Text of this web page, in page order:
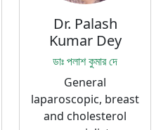
Dr. Palash
Kumar Dey
ডাঃ পলাশ কুমার দে
General
laparoscopic, breast
and cholesterol